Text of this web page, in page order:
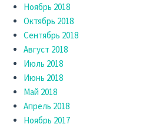
Ноябрь 2018
Октябрь 2018
Сентябрь 2018
Август 2018
Июль 2018
Июнь 2018
Май 2018
Апрель 2018
Ноябрь 2017